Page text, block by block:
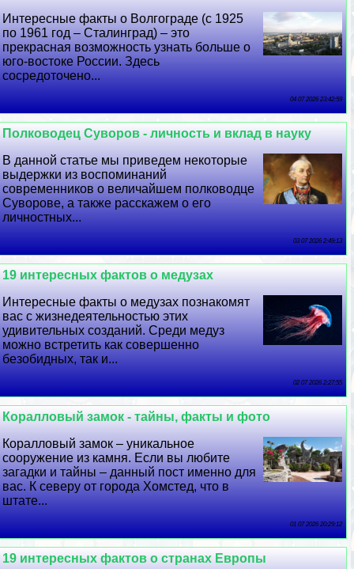
Интересные факты о Волгограде (с 1925
по 1961 год – Сталинград) – это
прекрасная возможность узнать больше о
юго-востоке России. Здесь
сосредоточено...
04 07 2026 23:42:59
Полководец Суворов - личность и вклад в науку
В данной статье мы приведем некоторые
выдержки из воспоминаний
современников о величайшем полководце
Суворове, а также расскажем о его
личностных...
03 07 2026 2:49:13
19 интересных фактов о медузах
Интересные факты о медузах познакомят
вас с жизнедеятельностью этих
удивительных созданий. Среди медуз
можно встретить как совершенно
безобидных, так и...
02 07 2026 2:27:55
Коралловый замок - тайны, факты и фото
Коралловый замок – уникальное
сооружение из камня. Если вы любите
загадки и тайны – данный пост именно для
вас. К северу от города Хомстед, что в
штате...
01 07 2026 20:29:12
19 интересных фактов о странах Европы